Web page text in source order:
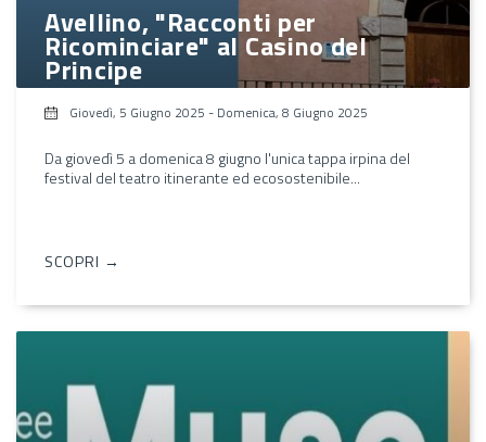
Avellino, "Racconti per
Ricominciare" al Casino del
Principe
Giovedì, 5 Giugno 2025 - Domenica, 8 Giugno 2025
Da giovedì 5 a domenica 8 giugno l'unica tappa irpina del
festival del teatro itinerante ed ecosostenibile...
SCOPRI →